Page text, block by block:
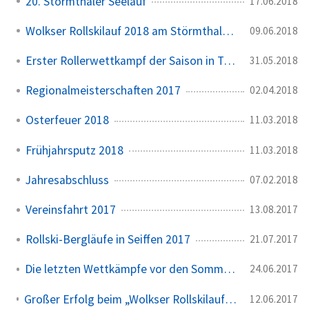
Wolkser Rollskilauf 2018 am Störmthaler See 09.06.2018
Erster Rollerwettkampf der Saison in Trebsen 31.05.2018
Regionalmeisterschaften 2017 02.04.2018
Osterfeuer 2018 11.03.2018
Frühjahrsputz 2018 11.03.2018
Jahresabschluss 07.02.2018
Vereinsfahrt 2017 13.08.2017
Rollski-Bergläufe in Seiffen 2017 21.07.2017
Die letzten Wettkämpfe vor den Sommerferien 24.06.2017
Großer Erfolg beim „Wolkser Rollskilauf 2017“ am Störmthaler See 12.06.2017